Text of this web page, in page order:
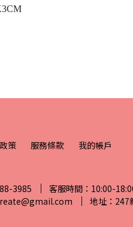
策 服務條款 我的帳戶
3985
客服時間：10:00-
地址：247